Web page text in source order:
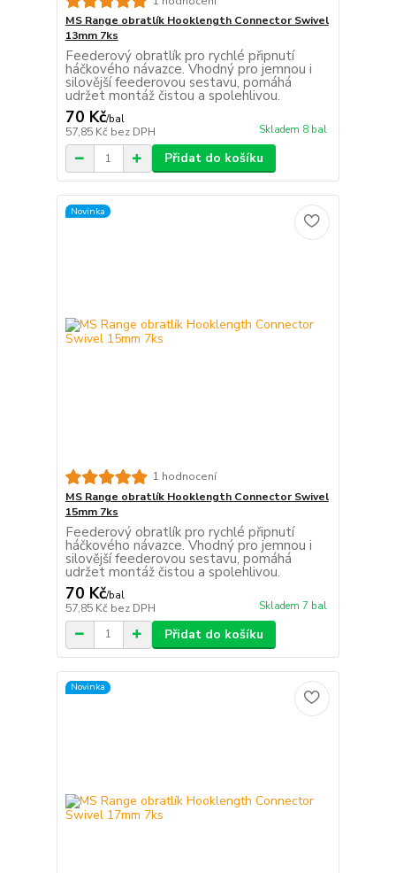
MS Range obratlík Hooklength Connector Swivel
13mm 7ks
Feederový obratlík pro rychlé připnutí
háčkového návazce. Vhodný pro jemnou i
silovější feederovou sestavu, pomáhá
udržet montáž čistou a spolehlivou.
70 Kč/bal
57,85 Kč bez DPH Skladem 8 bal
Přidat do košíku
Novinka
1 hodnocení
MS Range obratlík Hooklength Connector Swivel
15mm 7ks
Feederový obratlík pro rychlé připnutí
háčkového návazce. Vhodný pro jemnou i
silovější feederovou sestavu, pomáhá
udržet montáž čistou a spolehlivou.
70 Kč/bal
57,85 Kč bez DPH Skladem 7 bal
Přidat do košíku
Novinka